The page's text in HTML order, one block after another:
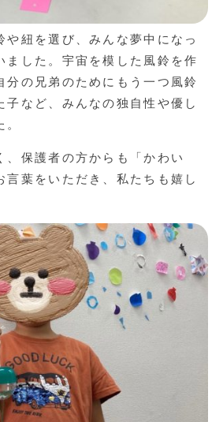
や紐を選び、みんな夢中になっ
ました。宇宙を模した風鈴を作
分の兄弟のためにもう一つ風鈴
子など、みんなの独自性や優し
、保護者の方からも「かわい
言葉をいただき、私たちも嬉し